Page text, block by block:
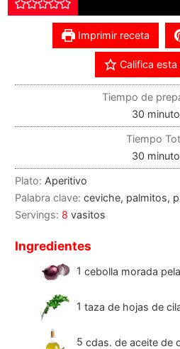
Imprimir receta
Califica esta
Tiempo de
30
Tiempo
30
Plato: Aperitivo
Palabra clave: ceviche, palmitos,
Servings: 8 vasitos
Ingredientes
1 cebolla morada
1 taza de hojas de
5 cdas. de aceite de